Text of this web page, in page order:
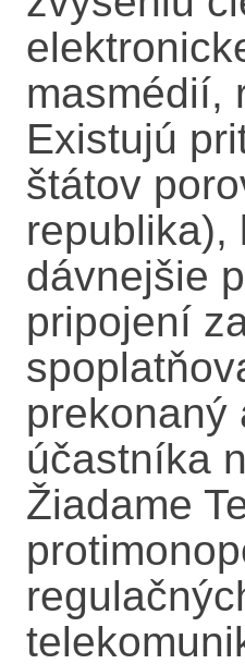
masmédií,
Existujú
štátov
republika),
dávnejšie
pripojení
prekonaný
účastníka
Žiadame